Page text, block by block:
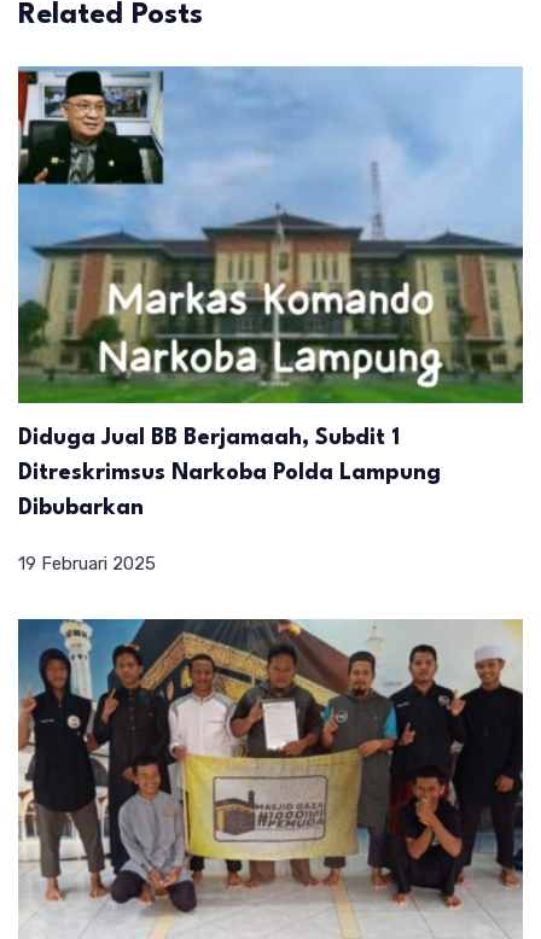
Related Posts
Diduga Jual BB Berjamaah, Subdit 1
Ditreskrimsus Narkoba Polda Lampung
Dibubarkan
19 Februari 2025